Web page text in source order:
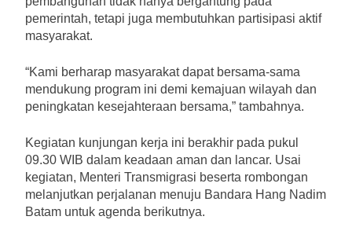
pemerintah, tetapi juga membutuhkan partisipasi aktif
masyarakat.
“Kami berharap masyarakat dapat bersama-sama
mendukung program ini demi kemajuan wilayah dan
peningkatan kesejahteraan bersama,” tambahnya.
Kegiatan kunjungan kerja ini berakhir pada pukul
09.30 WIB dalam keadaan aman dan lancar. Usai
kegiatan, Menteri Transmigrasi beserta rombongan
melanjutkan perjalanan menuju Bandara Hang Nadim
Batam untuk agenda berikutnya.